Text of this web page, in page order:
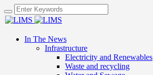
In The News
Infrastructure
Electricity and Renewables
Waste and recycling